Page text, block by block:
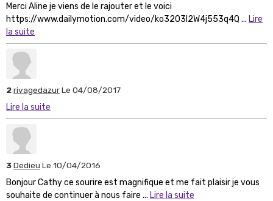
Merci Aline je viens de le rajouter et le voici
https://www.dailymotion.com/video/ko3203l2W4j553q4Q ... Lire
la suite
2rivagedazurLe 04/08/2017
Lire la suite
3Dedieu Le 10/04/2016
Bonjour Cathy ce sourire est magnifique et me fait plaisir je vous
souhaite de continuer à nous faire ... Lire la suite